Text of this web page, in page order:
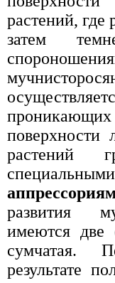
растений, где
затем
поверхности
растений
развития
имеются две
сумчатая.
результате